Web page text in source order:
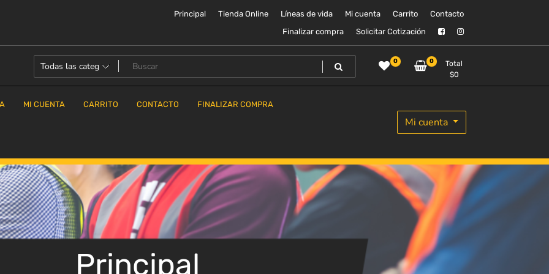
Principal Tienda Online Líneas de vida Mi cuenta Carrito
Contacto
Finalizar compra
Solicitar Cotización
0 0
Total
$0
MI CUENTA CARRITO CONTACTO FINALIZAR COMPRA
Mi cuenta
Principal